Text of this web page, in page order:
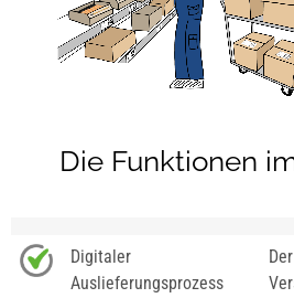
Die Funktionen
Digitaler
Auslieferungsprozess